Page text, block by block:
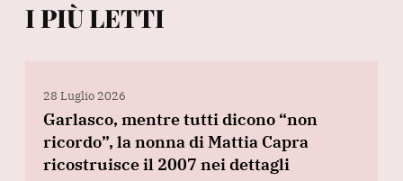
I PIÙ LETTI
28 Luglio 2026
Garlasco, mentre tutti dicono “non
ricordo”, la nonna di Mattia Capra
ricostruisce il 2007 nei dettagli